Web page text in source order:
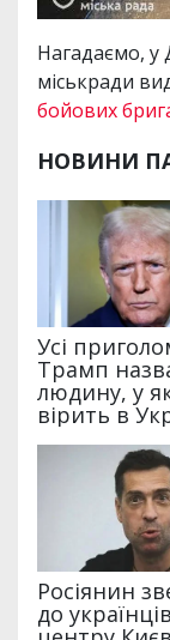
Нагадаємо, у
міськради
бойових